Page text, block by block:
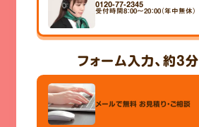
0120-77-2345
受付時間8：00～20：00（年中無休）
フォーム入力、 約3分
メールで無料 お見積り・ご相談